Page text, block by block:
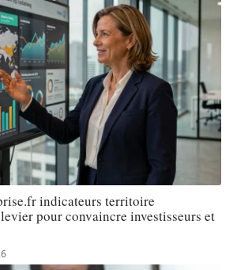
indicateurs territoire
pour convaincre investisseurs et